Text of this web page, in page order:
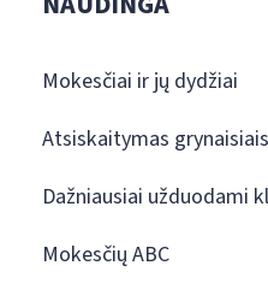
Mokesčiai ir jų dydžiai
Atsiskaitymas
Dažniausiai užduodami
Mokesčių ABC